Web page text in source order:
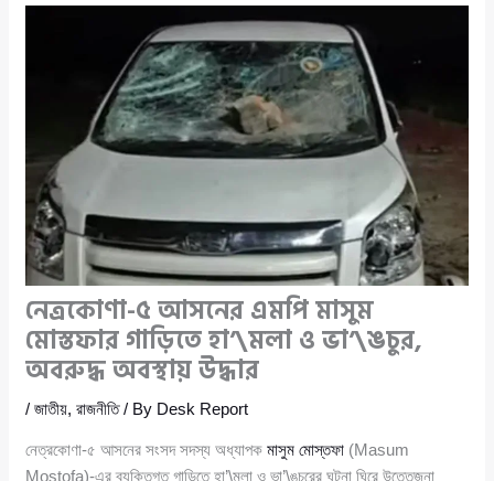
নেত্রকোণা-৫ আসনের এমপি মাসুম
মোস্তফার গাড়িতে হা’\মলা ও ভা’\ঙচুর,
অবরুদ্ধ অবস্থায় উদ্ধার
/জাতীয়,রাজনীতি/ By Desk Report
নেত্রকোণা-৫ আসনের সংসদ সদস্য অধ্যাপকমাসুম মোস্তফা (Masum
Mostofa)-এর ব্যক্তিগত গাড়িতে হা’\মলা ও ভা’\ঙচুরের ঘটনা ঘিরে উত্তেজনা